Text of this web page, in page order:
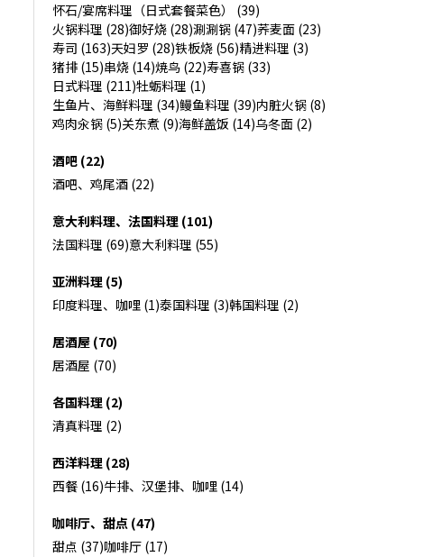
怀石/宴席料理（日式套餐菜色） (39)
火锅料理 (28)御好烧 (28)涮涮锅 (47)荞麦面 (23)
寿司 (163)天妇罗 (28)铁板烧 (56)精进料理 (3)
猪排 (15)串烧 (14)焼鸟 (22)寿喜锅 (33)
日式料理 (211)牡蛎料理 (1)
生鱼片、海鲜料理 (34)鳗鱼料理 (39)内脏火锅 (8)
鸡肉汆锅 (5)关东煮 (9)海鲜盖饭 (14)乌冬面 (2)
酒吧 (22)
酒吧、鸡尾酒 (22)
意大利料理、法国料理 (101)
法国料理 (69)意大利料理 (55)
亚洲料理 (5)
印度料理、咖哩 (1)泰国料理 (3)韩国料理 (2)
居酒屋 (70)
居酒屋 (70)
各国料理 (2)
清真料理 (2)
西洋料理 (28)
西餐 (16)牛排、汉堡排、咖哩 (14)
咖啡厅、甜点 (47)
甜点 (37)咖啡厅 (17)